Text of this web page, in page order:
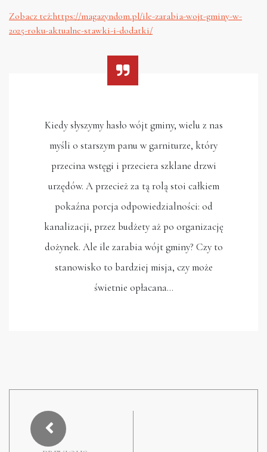
Zobacz też:https://magazyndom.pl/ile-zarabia-wojt-gminy-w-
2025-roku-aktualne-stawki-i-dodatki/
Kiedy słyszymy hasło wójt gminy, wielu z nas
myśli o starszym panu w garniturze, który
przecina wstęgi i przeciera szklane drzwi
urzędów. A przecież za tą rolą stoi całkiem
pokaźna porcja odpowiedzialności: od
kanalizacji, przez budżety aż po organizację
dożynek. Ale ile zarabia wójt gminy? Czy to
stanowisko to bardziej misja, czy może
świetnie opłacana…